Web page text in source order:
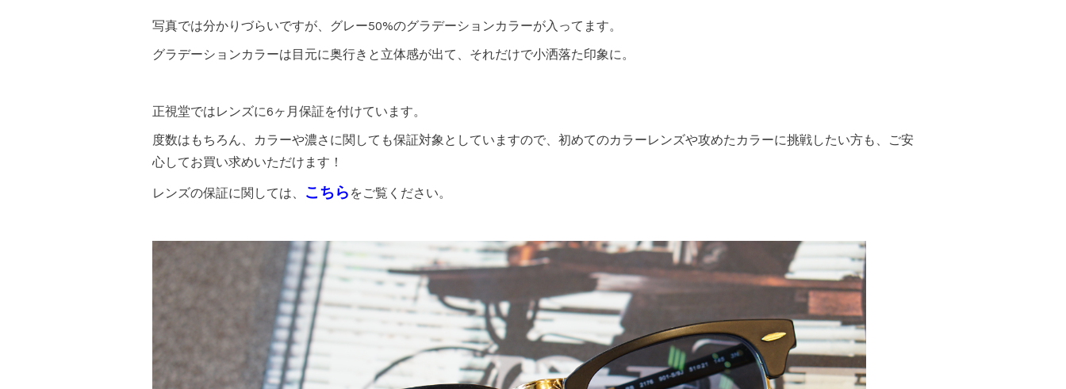
写真では分かりづらいですが、グレー50%のグラデーションカラーが入ってます。
グラデーションカラーは目元に奥行きと立体感が出て、それだけで小洒落た印象に。
正視堂ではレンズに6ヶ月保証を付けています。
度数はもちろん、カラーや濃さに関しても保証対象としていますので、初めてのカラーレンズや攻めたカラーに挑戦したい方も、ご安
心してお買い求めいただけます！
レンズの保証に関しては、 こちら をご覧ください。